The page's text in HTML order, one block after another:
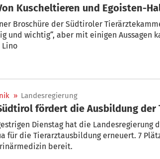
Von Kuscheltieren und Egoisten-
Broschüre der Südtiroler
und wichtig“, aber mit einigen Aussagen
Lino
» Landesregierung
Südtirol fördert die Ausbildung der
Dienstag hat die
für die Tierarztausbildung erneuert. 7
bereit.